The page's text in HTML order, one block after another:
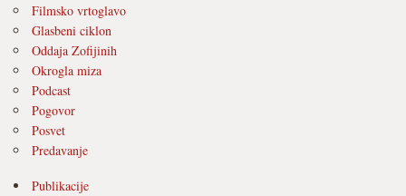
Filmsko vrtoglavo
Glasbeni ciklon
Oddaja Zofijinih
Okrogla miza
Podcast
Pogovor
Posvet
Predavanje
Publikacije